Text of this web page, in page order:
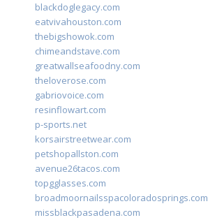
blackdoglegacy.com
eatvivahouston.com
thebigshowok.com
chimeandstave.com
greatwallseafoodny.com
theloverose.com
gabriovoice.com
resinflowart.com
p-sports.net
korsairstreetwear.com
petshopallston.com
avenue26tacos.com
topgglasses.com
broadmoornailsspacoloradosprings.com
missblackpasadena.com